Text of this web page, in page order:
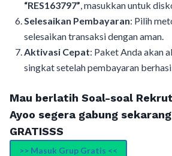
“RES163797”, masukkan untuk
Selesaikan Pembayaran: Pilih
selesaikan transaksi dengan aman.
Aktivasi Cepat: Paket Anda akan
singkat setelah pembayaran
Mau berlatih Soal-soal
Ayoo segera gabung
GRATISSS
>> Masuk Grup Gratis <<